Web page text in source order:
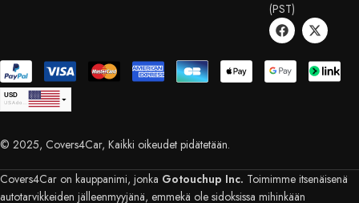
(PST)
USD
EUR
Euro
Australian Dollar
© 2025, Covers4Car, Kaikki oikeudet pidätetään.
Covers4Car on kauppanimi, jonka Gotouchup Inc. Toimimme itsenäisenä
autotarvikkeiden jälleenmyyjänä, emmekä ole sidoksissa mihinkään